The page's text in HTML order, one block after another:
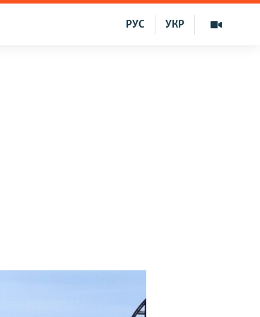
УКР
РУС